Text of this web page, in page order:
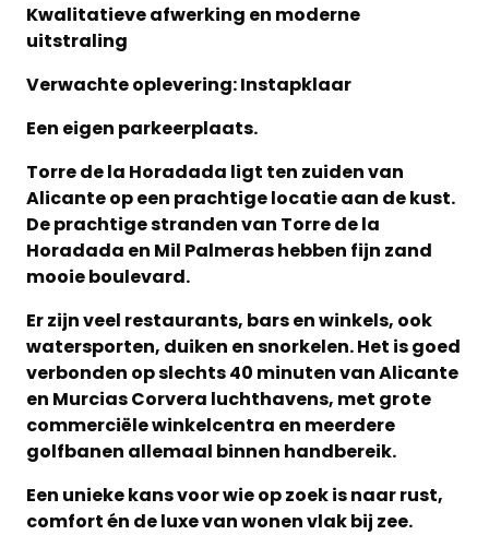
Kwalitatieve afwerking en moderne
uitstraling
Verwachte oplevering: Instapklaar
Een eigen parkeerplaats.
Torre de la Horadada ligt ten zuiden van
Alicante op een prachtige locatie aan de kust.
De prachtige stranden van Torre de la
Horadada en Mil Palmeras hebben fijn zand
mooie boulevard.
Er zijn veel restaurants, bars en winkels, ook
watersporten, duiken en snorkelen. Het is goed
verbonden op slechts 40 minuten van Alicante
en Murcias Corvera luchthavens, met grote
commerciële winkelcentra en meerdere
golfbanen allemaal binnen handbereik.
Een unieke kans voor wie op zoek is naar rust,
comfort én de luxe van wonen vlak bij zee.